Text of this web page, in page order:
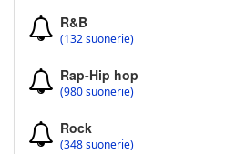
R&B
(132 suonerie)
Rap-Hip hop
(980 suonerie)
Rock
(348 suonerie)